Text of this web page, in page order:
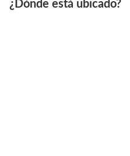
¿Dónde está ubicado?